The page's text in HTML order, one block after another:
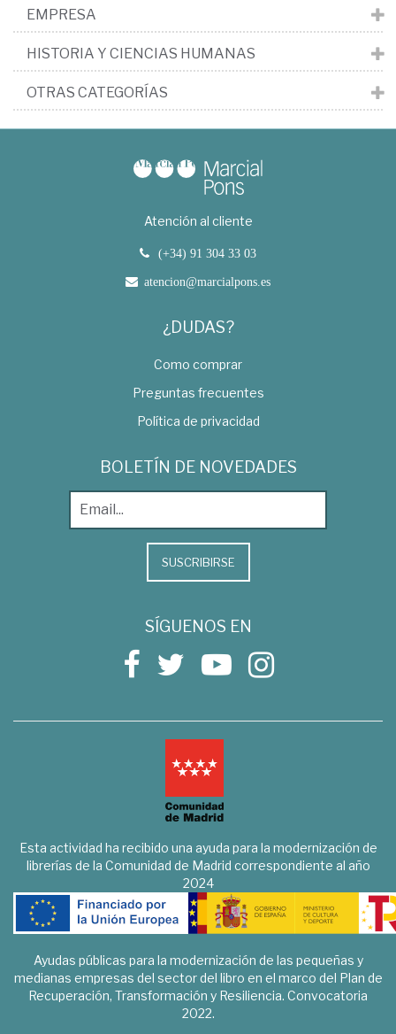
EMPRESA
HISTORIA Y CIENCIAS HUMANAS
OTRAS CATEGORÍAS
Atención al cliente
(+34) 91 304 33 03
atencion@marcialpons.es
¿DUDAS?
Como comprar
Preguntas frecuentes
Política de privacidad
BOLETÍN DE NOVEDADES
SUSCRIBIRSE
SÍGUENOS EN
Esta actividad ha recibido una ayuda para la modernización de
librerías de la Comunidad de Madrid correspondiente al año
2024
Ayudas públicas para la modernización de las pequeñas y
medianas empresas del sector del libro en el marco del Plan de
Recuperación, Transformación y Resiliencia. Convocatoria
2022.